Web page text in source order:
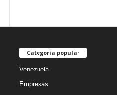
Categoría popular
Venezuela
Empresas